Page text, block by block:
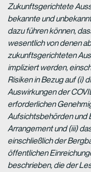
Zukunftsgerichtete
bekannte und
dazu führen können,
wesentlich von denen
zukunftsgerichteten
impliziert werden,
Risiken in Bezug auf (i)
Auswirkungen der
erforderlichen
Aufsichtsbehörden und
Arrangement und (iii)
einschließlich der
öffentlichen
beschrieben, die der